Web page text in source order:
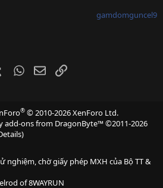
gamdomguncel9
TumblrWhatsApp
EmailLink
® © 2010-2026 XenForo Ltd.
add-ons from DragonByte™©2011-2026
)
nghiệm, chờ giấy phép MXH của Bộ TT &
of8WAYRUN